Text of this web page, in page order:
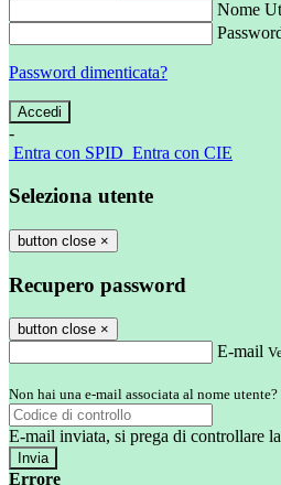
Nome
Password dimenticata?
-
Entra con SPID Entra con CIE
Seleziona utente
button close ×
Recupero password
button close ×
E-mail
Non hai una e-mail associata al nome
E-mail inviata, si prega di controllare
Errore